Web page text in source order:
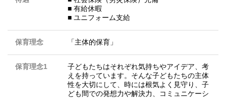
■ 有給休暇
■ ユニフォーム支給
保育理念 「主体的保育」
保育理念1
子どもたちはそれぞれ気持ちやアイデア、考
えを持っています。そんな子どもたちの主体
性を大切にして、時には根気よく見守り、子
ども間での発想力や解決力、コミュニケーシ